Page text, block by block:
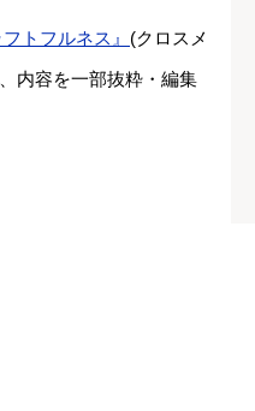
フトフルネス』 (クロスメ
内容を一部抜粋・編集